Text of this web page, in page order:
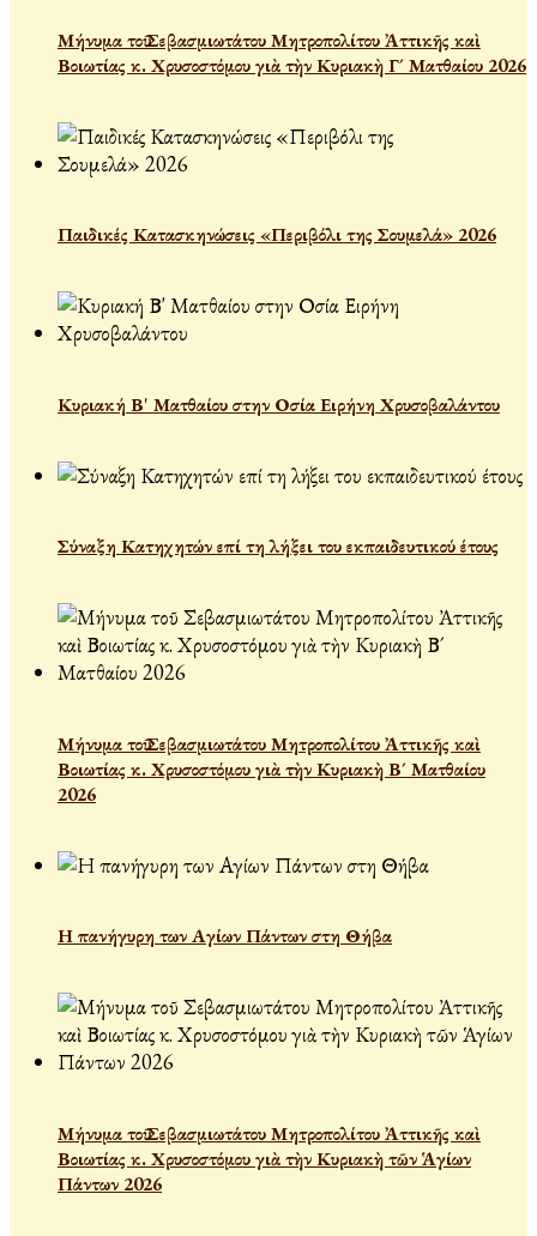
Μήνυμα τοῦ Σεβασμιωτάτου Μητροπολίτου Ἀττικῆς καὶ
Βοιωτίας κ. Χρυσοστόμου γιὰ τὴν Κυριακὴ Γ´ Ματθαίου 2026
Παιδικές Κατασκηνώσεις «Περιβόλι της Σουμελά» 2026
Κυριακή Β' Ματθαίου στην Οσία Ειρήνη Χρυσοβαλάντου
Σύναξη Κατηχητών επί τη λήξει του εκπαιδευτικού έτους
Μήνυμα τοῦ Σεβασμιωτάτου Μητροπολίτου Ἀττικῆς καὶ
Βοιωτίας κ. Χρυσοστόμου γιὰ τὴν Κυριακὴ Β´ Ματθαίου
2026
Η πανήγυρη των Αγίων Πάντων στη Θήβα
Μήνυμα τοῦ Σεβασμιωτάτου Μητροπολίτου Ἀττικῆς καὶ
Βοιωτίας κ. Χρυσοστόμου γιὰ τὴν Κυριακὴ τῶν Ἁγίων
Πάντων 2026